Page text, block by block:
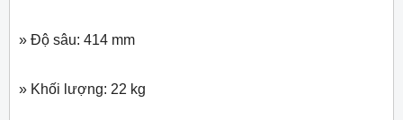
» Độ sâu: 414 mm
» Khối lượng: 22 kg